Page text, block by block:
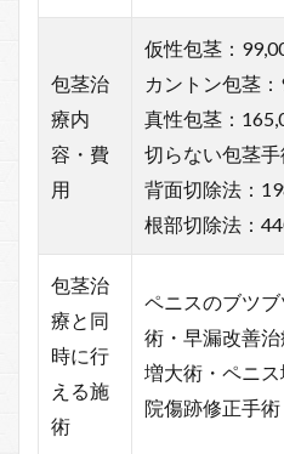
包茎治
療内
容・費
用
仮性包茎：
カントン包茎：
真性包茎：
切らない包茎手
背面切除法：
根部切除法：
包茎治
療と同
時に行
える施
術
ペニスのブツ
術・早漏改善
増大術・ペニ
院傷跡修正手術